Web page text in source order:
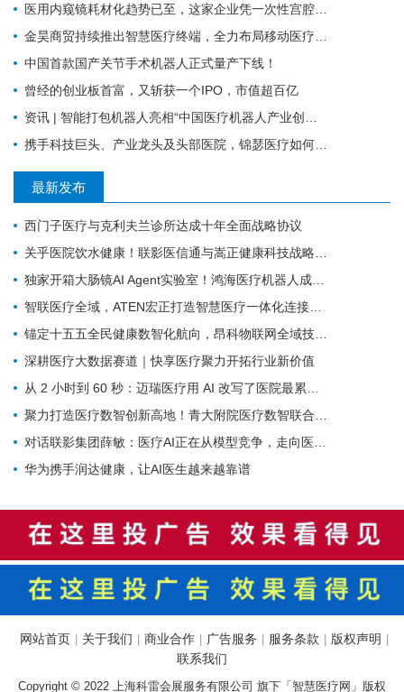
医用内窥镜耗材化趋势已至，这家企业凭一次性宫腔镜强势入局 | 复星·星未来创业营
金昊商贸持续推出智慧医疗终端，全力布局移动医疗市场
中国首款国产关节手术机器人正式量产下线！
曾经的创业板首富，又斩获一个IPO，市值超百亿
资讯 | 智能打包机器人亮相“中国医疗机器人产业创新大会”！
携手科技巨头、产业龙头及头部医院，锦瑟医疗如何发力混合现实手术导航？
最新发布
西门子医疗与克利夫兰诊所达成十年全面战略协议
关乎医院饮水健康！联影医信通与嵩正健康科技战略合作
独家开箱大肠镜AI Agent实验室！鸿海医疗机器人成开刀房新要角
智联医疗全域，ATEN宏正打造智慧医疗一体化连接解决方案
锚定十五五全民健康数智化航向，昂科物联网全域技术筑牢智慧医院数字底座
深耕医疗大数据赛道｜快享医疗聚力开拓行业新价值
从 2 小时到 60 秒：迈瑞医疗用 AI 改写了医院最累科室的工作方式
聚力打造医疗数智创新高地！青大附院医疗数智联合实验室正式启用
对话联影集团薛敏：医疗AI正在从模型竞争，走向医疗体系的重构
华为携手润达健康，让AI医生越来越靠谱
网站首页 关于我们 商业合作 广告服务 服务条款 版权声明
联系我们
Copyright © 2022 上海科雷会展服务有限公司 旗下「智慧医疗网」版权